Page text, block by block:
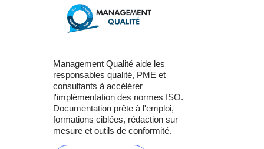
Management Qualité aide les
responsables qualité, PME et
consultants à accélérer
l'implémentation des normes ISO.
Documentation prête à l'emploi,
formations ciblées, rédaction sur
mesure et outils de conformité.